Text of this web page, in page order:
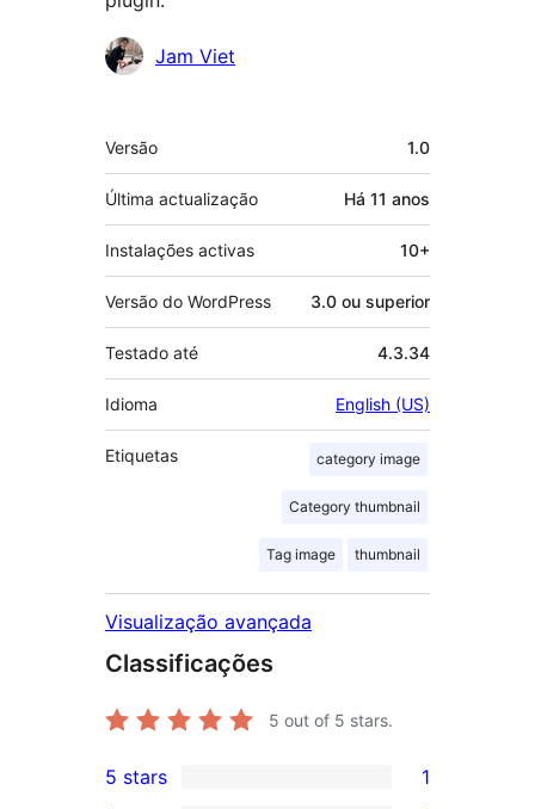
Contribuidores
Jam Viet
Metadados
Versão 1.0
Última actualização Há 11 anos
Instalações activas 10+
Versão do WordPress 3.0 ou superior
Testado até 4.3.34
Idioma English (US)
Etiquetas category image
Category thumbnail
Tag image thumbnail
Visualização avançada
Classificações
5 out of 5 stars.
1
5 stars 1